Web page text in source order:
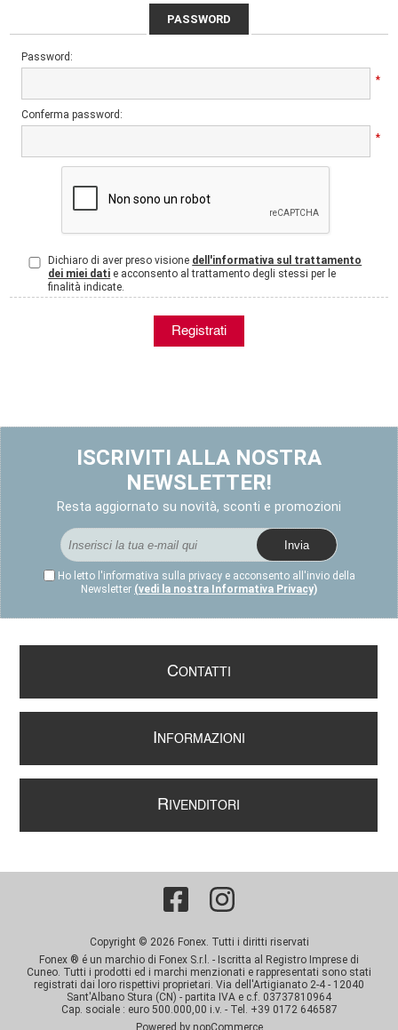
PASSWORD
Password:
*
Conferma password:
*
Dichiaro di aver preso visione dell'informativa sul trattamento
dei miei dati e acconsento al trattamento degli stessi per le
finalità indicate.
ISCRIVITI ALLA NOSTRA
NEWSLETTER!
Resta aggiornato su novità, sconti e promozioni
Ho letto l'informativa sulla privacy e acconsento all'invio della
Newsletter (vedi la nostra Informativa Privacy)
CONTATTI
NFORMAZIONI
R IVENDITORI
Copyright © 2026 Fonex. Tutti i diritti riservati
Fonex ® é un marchio di Fonex S.r.l. - Iscritta al Registro Imprese di
Cuneo. Tutti i prodotti ed i marchi menzionati e rappresentati sono stati
registrati dai loro rispettivi proprietari. Via dell'Artigianato 2-4 - 12040
Sant'Albano Stura (CN) - partita IVA e c.f. 03737810964
Cap. sociale : euro 500.000,00 i.v. - Tel. +39 0172 646587
Powered by nopCommerce